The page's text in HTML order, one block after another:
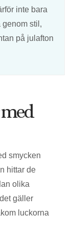
inte bara
genom stil,
på julafton
smycken
hittar de
olika
gäller
luckorna